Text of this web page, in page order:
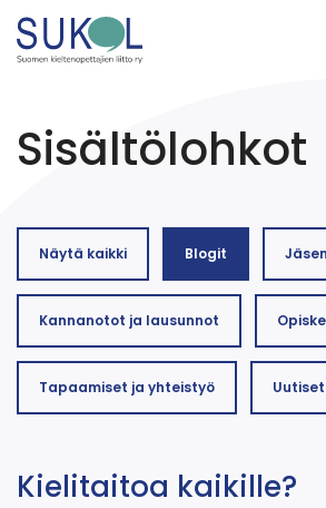
Sisältölohkot
Näytä kaikki Blogit
Kannanotot ja lausunnot
Tapaamiset ja yhteistyö Uutiset
Kielitaitoa kaikille?